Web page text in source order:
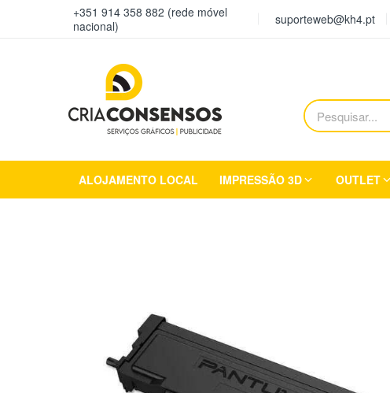
+351 914 358 882 (rede móvel
nacional)
suporteweb@kh4.pt
ALOJAMENTO LOCAL IMPRESSÃO 3D OUTLET